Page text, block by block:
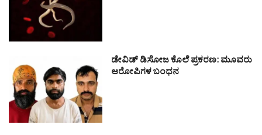
ಡೇವಿಡ್ ಡಿಸೋಜ ಕೊಲೆ ಪ್ರಕರಣ: ಮೂವರು
ಆರೋಪಿಗಳ ಬಂಧನ